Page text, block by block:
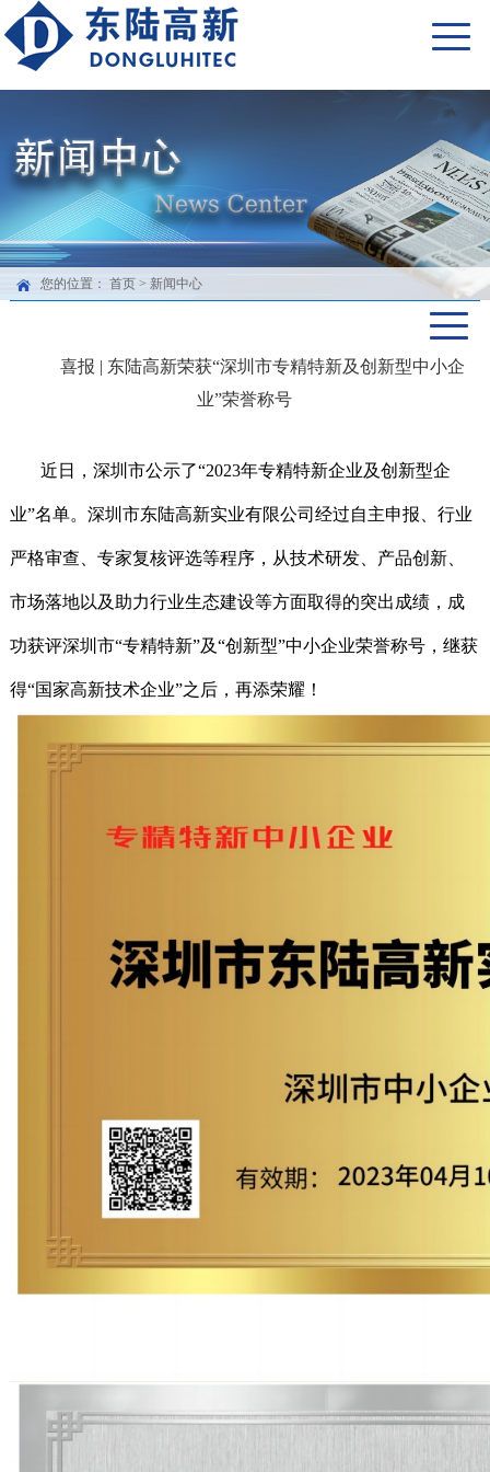
您的位置：首页 > 新闻中心
喜报 | 东陆高新荣获“深圳市专精特新及创新型中小企
业”荣誉称号
近日，深圳市公示了“2023年专精特新企业及创新型企
业”名单。深圳市东陆高新实业有限公司经过自主申报、行业
严格审查、专家复核评选等程序，从技术研发、产品创新、
市场落地以及助力行业生态建设等方面取得的突出成绩，成
功获评深圳市“专精特新”及“创新型”中小企业荣誉称号，继获
得“国家高新技术企业”之后，再添荣耀！